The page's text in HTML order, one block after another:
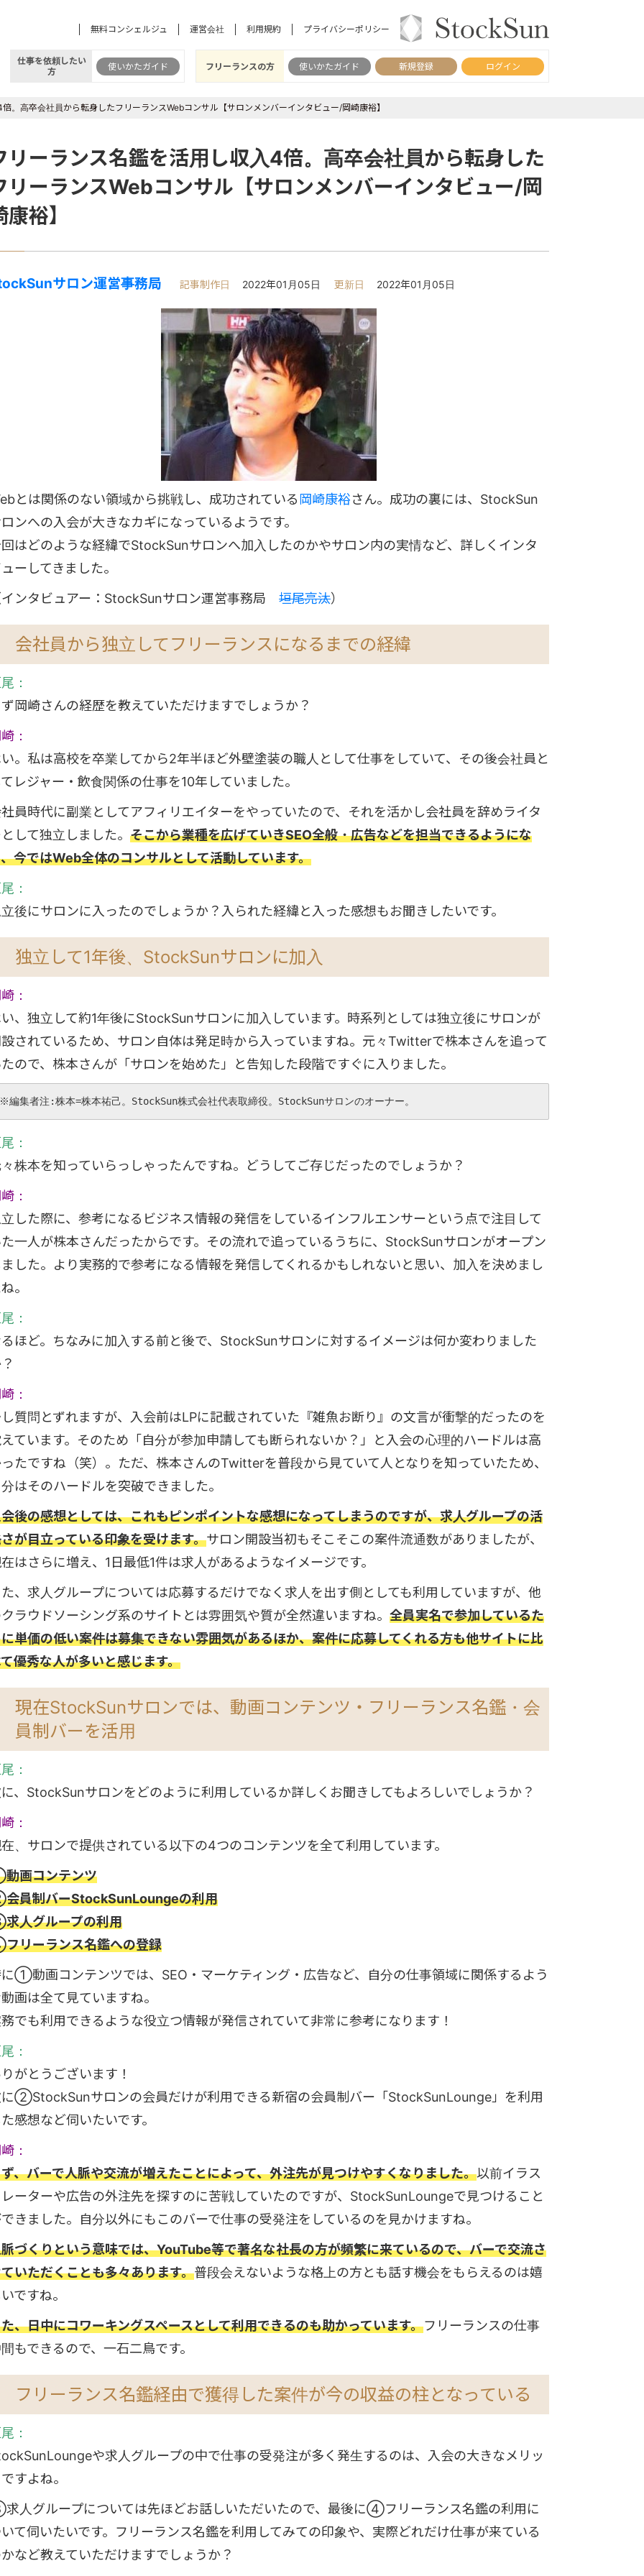
無料コンシェルジュ 運営会社 利用規約 プライバシーポリシー
仕事を依頼したい
方
使いかたガイド フリーランスの方 使いかたガイド 新規登録 ログイン
。高卒会社員から転身したフリーランスWebコンサル【サロンメンバーインタビュー/岡崎康裕】
リーランス名鑑を活用し収入4倍。高卒会社員から転身した
リーランスWebコンサル【サロンメンバーインタビュー/岡
康裕】
サロン運営事務局 記事制作日 2022年01月05日 更新日 2022年01月05日
とは関係のない領域から挑戦し、成功されている 岡崎康裕さん。成功の裏には、StockSun
ンへの入会が大きなカギになっているようです。
はどのような経緯でStockSunサロンへ加入したのかやサロン内の実情など、詳しくインタ
ーしてきました。
ンタビュアー：StockSunサロン運営事務局 垣尾亮汰）
会社員から独立してフリーランスになるまでの経緯
：
岡崎さんの経歴を教えていただけますでしょうか？
：
。私は高校を卒業してから2年半ほど外壁塗装の職人として仕事をしていて、その後会社員と
レジャー・飲食関係の仕事を10年していました。
員時代に副業としてアフィリエイターをやっていたので、それを活かし会社員を辞めライタ
して独立しました。 そこから業種を広げていきSEO全般・広告などを担当できるようにな
今ではWeb全体のコンサルとして活動しています。
：
後にサロンに入ったのでしょうか？入られた経緯と入った感想もお聞きしたいです。
独立して1年後、StockSunサロンに加入
：
、独立して約1年後にStockSunサロンに加入しています。時系列としては独立後にサロンが
されているため、サロン自体は発足時から入っていますね。元々Twitterで株本さんを追って
ので、株本さんが「サロンを始めた」と告知した段階ですぐに入りました。
※編集者注:株本=株本祐己。StockSun株式会社代表取締役。StockSunサロンのオーナー。
：
株本を知っていらっしゃったんですね。どうしてご存じだったのでしょうか？
：
した際に、参考になるビジネス情報の発信をしているインフルエンサーという点で注目して
一人が株本さんだったからです。その流れで追っているうちに、StockSunサロンがオープン
した。より実務的で参考になる情報を発信してくれるかもしれないと思い、加入を決めまし
。
：
ほど。ちなみに加入する前と後で、StockSunサロンに対するイメージは何か変わりました
：
質問とずれますが、入会前はLPに記載されていた『雑魚お断り』の文言が衝撃的だったのを
ています。そのため「自分が参加申請しても断られないか？」と入会の心理的ハードルは高
たですね（笑）。ただ、株本さんのTwitterを普段から見ていて人となりを知っていたため、
はそのハードルを突破できました。
後の感想としては、これもピンポイントな感想になってしまうのですが、求人グループの活
が目立っている印象を受けます。サロン開設当初もそこそこの案件流通数がありましたが、
はさらに増え、1日最低1件は求人があるようなイメージです。
、求人グループについては応募するだけでなく求人を出す側としても利用していますが、他
ラウドソーシング系のサイトとは雰囲気や質が全然違いますね。 全員実名で参加しているた
単価の低い案件は募集できない雰囲気があるほか、案件に応募してくれる方も他サイトに比
優秀な人が多いと感じます。
現在StockSunサロンでは、動画コンテンツ・フリーランス名鑑・会
員制バーを活用
：
、StockSunサロンをどのように利用しているか詳しくお聞きしてもよろしいでしょうか？
：
、サロンで提供されている以下の4つのコンテンツを全て利用しています。
画コンテンツ
員制バーStockSunLoungeの利用
人グループの利用
リーランス名鑑への登録
①動画コンテンツでは、SEO・マーケティング・広告など、自分の仕事領域に関係するよう
画は全て見ていますね。
でも利用できるような役立つ情報が発信されていて非常に参考になります！
：
がとうございます！
②StockSunサロンの会員だけが利用できる新宿の会員制バー「StockSunLounge」を利用
感想など伺いたいです。
：
、バーで人脈や交流が増えたことによって、外注先が見つけやすくなりました。以前イラス
ーターや広告の外注先を探すのに苦戦していたのですが、StockSunLoungeで見つけること
きました。自分以外にもこのバーで仕事の受発注をしているのを見かけますね。
づくりという意味では、YouTube等で著名な社長の方が頻繁に来ているので、バーで交流さ
いただくことも多々あります。普段会えないような格上の方とも話す機会をもらえるのは嬉
ですね。
、日中にコワーキングスペースとして利用できるのも助かっています。フリーランスの仕事
もできるので、一石二鳥です。
フリーランス名鑑経由で獲得した案件が今の収益の柱となっている
：
や求人グループの中で仕事の受発注が多く発生するのは、入会の大きなメリッ
すよね。
人グループについては先ほどお話しいただいたので、最後に④フリーランス名鑑の利用に
て伺いたいです。フリーランス名鑑を利用してみての印象や、実際どれだけ仕事が来ている
など教えていただけますでしょうか？